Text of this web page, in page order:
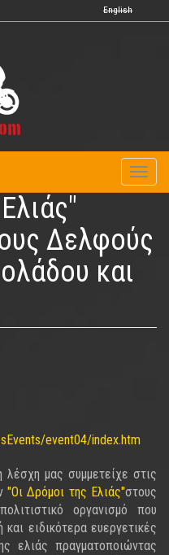
English
Δελφούς
και
event04/index.htm
μας συμμετείχε στις
"Οι Δρόμοι της Ελιάς"στους
οργανισμό που
ειδικότερα ευεργετικές
ελιάς πραγματοποιώντας